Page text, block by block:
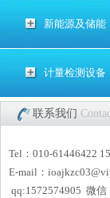
新能源及储能
计量检测设备
联系我们
Tel：010-61446422
E-mail： i
qq:1572574905 微信